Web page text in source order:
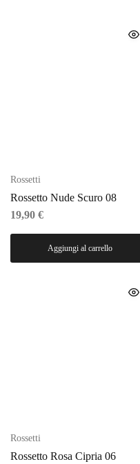
Rossetti
Rossetto Nude Scuro 08
19,90 €
Aggiungi al carrello
Rossetti
Rossetto Rosa Cipria 06